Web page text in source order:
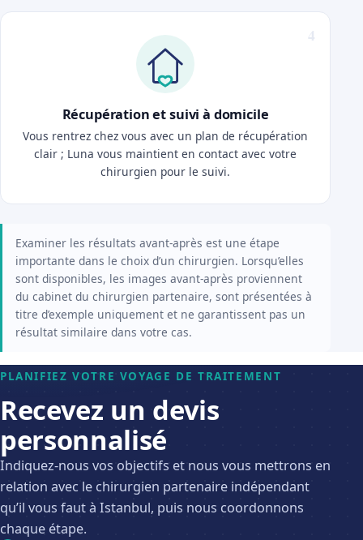
Récupération et suivi à domicile
Vous rentrez chez vous avec un plan de récupération
clair ; Luna vous maintient en contact avec votre
chirurgien pour le suivi.
Examiner les résultats avant-après est une étape
importante dans le choix d’un chirurgien. Lorsqu’elles
sont disponibles, les images avant-après proviennent
du cabinet du chirurgien partenaire, sont présentées à
titre d’exemple uniquement et ne garantissent pas un
résultat similaire dans votre cas.
PLANIFIEZ VOTRE VOYAGE DE TRAITEMENT
Recevez un devis
personnalisé
Indiquez-nous vos objectifs et nous vous mettrons en
relation avec le chirurgien partenaire indépendant
qu’il vous faut à Istanbul, puis nous coordonnons
chaque étape.